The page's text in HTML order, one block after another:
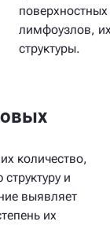
лимфоузлов,
структуры.
количество,
и
выявляет
их